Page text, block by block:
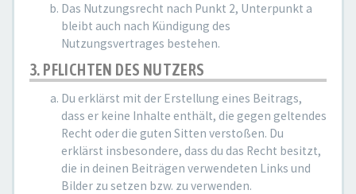
Das Nutzungsrecht nach Punkt 2, Unterpunkt a
bleibt auch nach Kündigung des
Nutzungsvertrages bestehen.
3. PFLICHTEN DES NUTZERS
Du erklärst mit der Erstellung eines Beitrags,
dass er keine Inhalte enthält, die gegen geltendes
Recht oder die guten Sitten verstoßen. Du
erklärst insbesondere, dass du das Recht besitzt,
die in deinen Beiträgen verwendeten Links und
Bilder zu setzen bzw. zu verwenden.